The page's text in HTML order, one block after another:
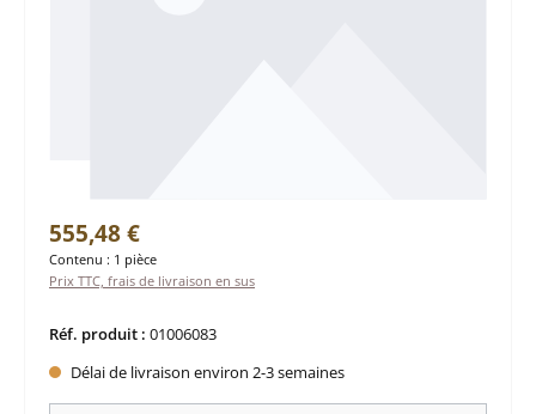
Prix régulier :
555,48 €
Contenu : 1 pièce
Prix TTC, frais de livraison en sus
Réf. produit : 01006083
Délai de livraison environ 2-3 semaines